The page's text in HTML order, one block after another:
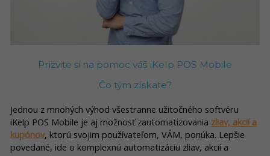
Prizvite si na pomoc váš iKelp POS Mobile
Čo tým získate?
Jednou z mnohých výhod všestranne užitočného softvéru
iKelp POS Mobile je aj možnosť zautomatizovania zliav, akcií a
kupónov, ktorú svojim používateľom, VÁM, ponúka. Lepšie
povedané, ide o komplexnú automatizáciu zliav, akcií a